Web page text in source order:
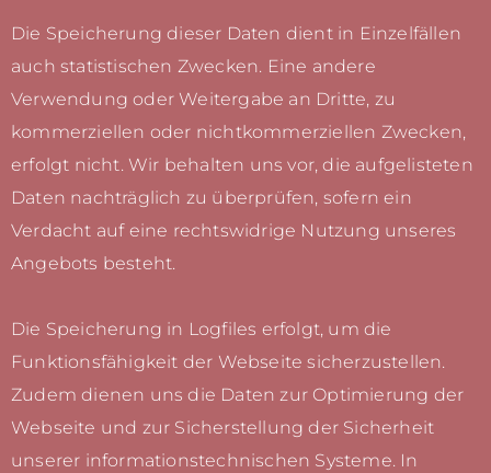
Die Speicherung dieser Daten dient in Einzelfällen
auch statistischen Zwecken. Eine andere
Verwendung oder Weitergabe an Dritte, zu
kommerziellen oder nichtkommerziellen Zwecken,
erfolgt nicht. Wir behalten uns vor, die aufgelisteten
Daten nachträglich zu überprüfen, sofern ein
Verdacht auf eine rechtswidrige Nutzung unseres
Angebots besteht.
Die Speicherung in Logfiles erfolgt, um die
Funktionsfähigkeit der Webseite sicherzustellen.
Zudem dienen uns die Daten zur Optimierung der
Webseite und zur Sicherstellung der Sicherheit
unserer informationstechnischen Systeme. In